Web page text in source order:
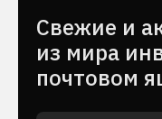
Cвежие и
из мира
почтовом